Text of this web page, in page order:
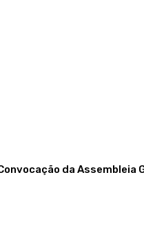
da Assembleia